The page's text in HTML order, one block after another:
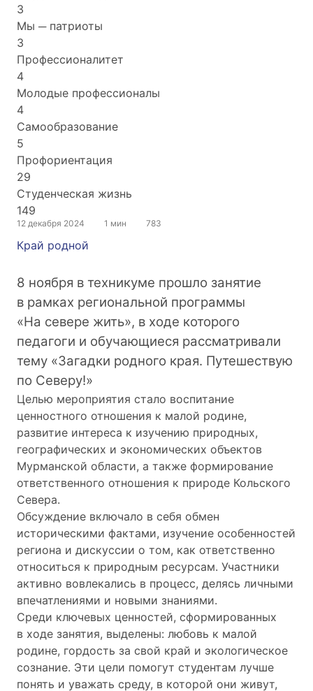
3
Мы ─ патриоты
3
Профессионалитет
4
Молодые профессионалы
4
Самообразование
5
Профориентация
29
Студенческая жизнь
149
12 декабря 2024 1 мин 783
Край родной
8 ноября в техникуме прошло занятие
в рамках региональной программы
«На севере жить», в ходе которого
педагоги и обучающиеся рассматривали
тему «Загадки родного края. Путешествую
по Северу!»
Целью мероприятия стало воспитание
ценностного отношения к малой родине,
развитие интереса к изучению природных,
географических и экономических объектов
Мурманской области, а также формирование
ответственного отношения к природе Кольского
Севера.
Обсуждение включало в себя обмен
историческими фактами, изучение особенностей
региона и дискуссии о том, как ответственно
относиться к природным ресурсам. Участники
активно вовлекались в процесс, делясь личными
впечатлениями и новыми знаниями.
Среди ключевых ценностей, сформированных
в ходе занятия, выделены: любовь к малой
родине, гордость за свой край и экологическое
сознание. Эти цели помогут студентам лучше
понять и уважать среду, в которой они живут,